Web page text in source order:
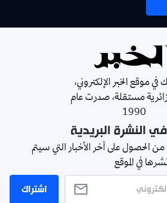
في موقع الخبر الإلكتروني،
مستقلة، صدرت عام
1990
النشرة البريدية
الحصول على آخر الأخبار التي سيتم
في الموقع
اشتراك